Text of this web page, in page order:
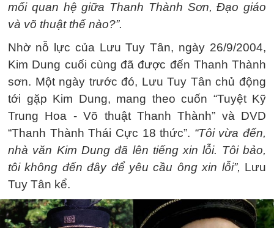
mối quan hệ giữa Thanh Thành Sơn, Đạo giáo
và võ thuật thế nào?”.
Nhờ nỗ lực của Lưu Tuy Tân, ngày 26/9/2004,
Kim Dung cuối cùng đã được đến Thanh Thành
sơn. Một ngày trước đó, Lưu Tuy Tân chủ động
tới gặp Kim Dung, mang theo cuốn “Tuyệt Kỹ
Trung Hoa - Võ thuật Thanh Thành” và DVD
“Thanh Thành Thái Cực 18 thức”. “Tôi vừa đến,
nhà văn Kim Dung đã lên tiếng xin lỗi. Tôi bảo,
tôi không đến đây để yêu cầu ông xin lỗi”, Lưu
Tuy Tân kể.